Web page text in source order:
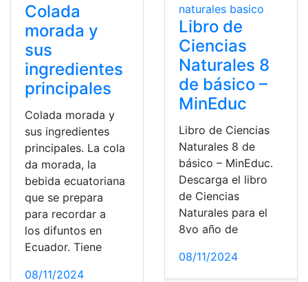
Colada
morada y
sus
ingredientes
principales
Colada morada y
sus ingredientes
principales. La cola
da morada, la
bebida ecuatoriana
que se prepara
para recordar a
los difuntos en
Ecuador. Tiene
08/11/2024
Libro de
Ciencias
Naturales 8
de básico –
MinEduc
Libro de Ciencias
Naturales 8 de
básico – MinEduc.
Descarga el libro
de Ciencias
Naturales para el
8vo año de
08/11/2024